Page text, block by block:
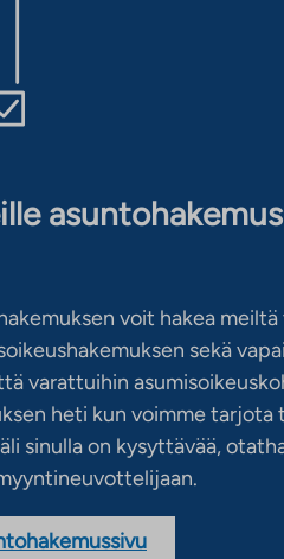
asuntohakemus
voit hakea
sekä
varattuihin
heti kun voimme tarjota
sinulla on kysyttävää,